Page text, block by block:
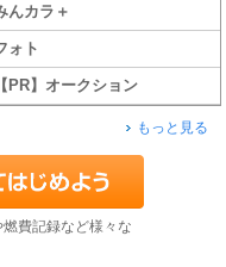
んカラ＋
ォト
【PR】オークション
もっと見る
費記録など様々な